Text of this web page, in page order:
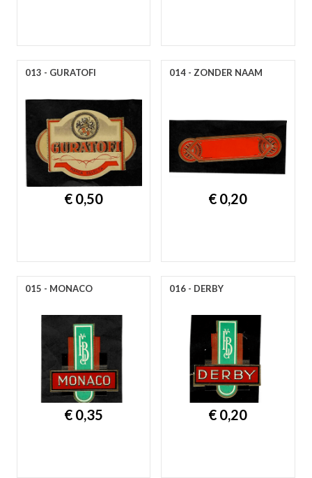
013 - GURATOFI
€ 0,50
014 - ZONDER NAAM
€ 0,20
015 - MONACO
€ 0,35
016 - DERBY
€ 0,20